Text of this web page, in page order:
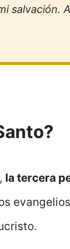
salvación.
la tercera